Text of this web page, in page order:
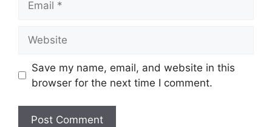
Save my name, email, and website in this
browser for the next time I comment.